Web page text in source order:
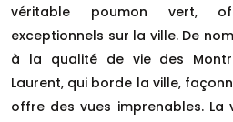
véritable poumon vert,
exceptionnels sur la ville. De
à la qualité de vie des
Laurent, qui borde la ville,
offre des vues imprenables. La